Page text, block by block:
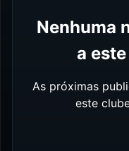
Nenhuma
a
As próximas
este